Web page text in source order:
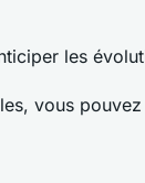
les
vous